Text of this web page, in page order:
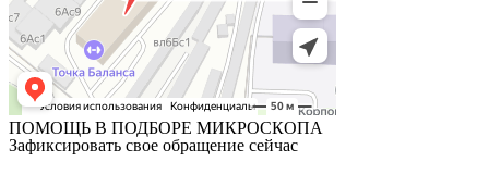
ПОМОЩЬ В ПОДБОРЕ МИКРОСКОПА
Зафиксировать свое обращение сейчас